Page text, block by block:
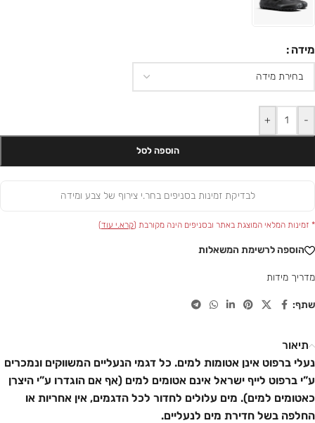
מידה
-
+
הוספה לסל
לבדיקת זמינות בסניפים בחר.י צירוף של צבע ומידה
* זמינות המלאי המוצגת באתר ובסניפים הינה מקורבת (קרא.י עוד)
הוספה לרשימת המשאלות
מדריך מידות
שתף:
תיאור
נעלי ברפוט אינן אטומות למים. כל דגמי הנעליים המשווקים ונמכרים
ע”י ברפוט לייף ישראל אינם אטומים למים (אף אם הוגדרו ע”י היצרן
כאטומים למים). מים עלולים לחדור לכל הדגמים, אין אחריות או
החלפה בשל חדירת מים לנעליים.